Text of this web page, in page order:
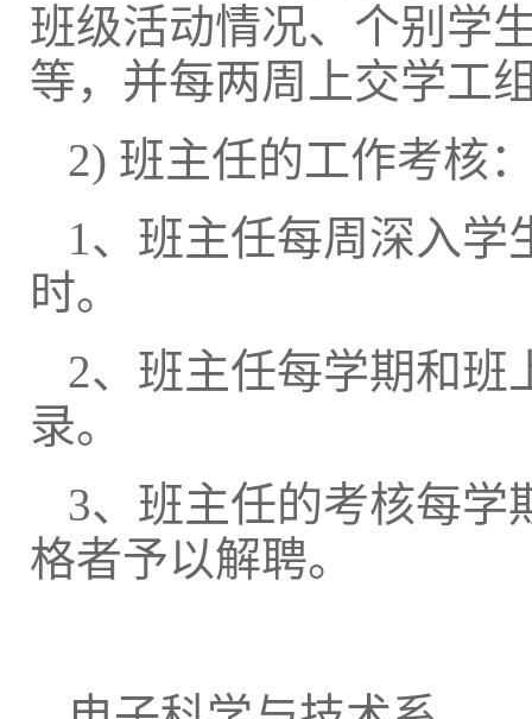
班级活动情况、个别学
等，并每两周上交学工
2) 班主任的工作考核
1、班主任每周深入学
时。
2、班主任每学期和班
录。
3、班主任的考核每学
格者予以解聘。